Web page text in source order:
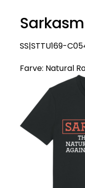
SS|STTU169-
Farve: Natural